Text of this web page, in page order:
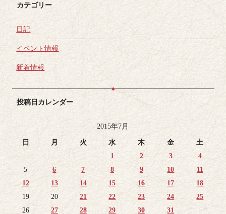
カテゴリー
日記
イベント情報
新着情報
投稿日カレンダー
2015年7月
日 月 火 水 木 金
土
1
2 3
4
5
6 7 8 9 10
11
12
13 14 15 16 17
18
19
20 21 22 23 24
25
26
27 28 29 30 31